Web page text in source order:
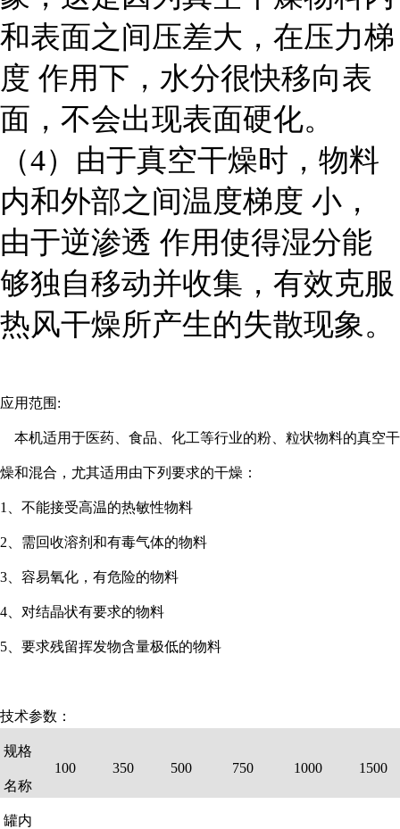
和表面之间压差大，在压力梯
度 作用下，水分很快移向表
面，不会出现表面硬化。
（4）由于真空干燥时，物料
内和外部之间温度梯度 小，
由于逆渗透 作用使得湿分能
够独自移动并收集，有效克服
热风干燥所产生的失散现象。
应用范围:
本机适用于医药、食品、化工等行业的粉、粒状物料的真空干
燥和混合，尤其适用由下列要求的干燥：
1、不能接受高温的热敏性物料
2、需回收溶剂和有毒气体的物料
3、容易氧化，有危险的物料
4、对结晶状有要求的物料
5、要求残留挥发物含量极低的物料
技术参数：
规格
名称
100 350 500 750 1000 1500
罐内